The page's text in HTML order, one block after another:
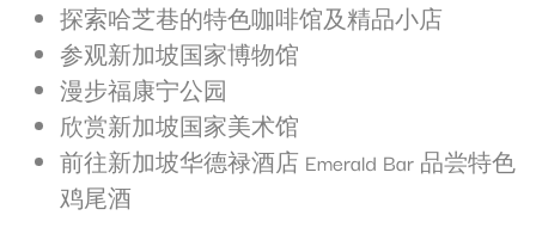
探索哈芝巷的特色咖啡馆及精品小店
参观新加坡国家博物馆
漫步福康宁公园
欣赏新加坡国家美术馆
前往新加坡华德禄酒店 Emerald Bar 品尝特色
鸡尾酒